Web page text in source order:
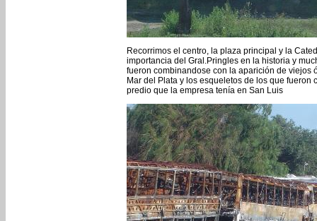
Recorrimos el centro, la plaza principal y la
importancia del Gral.Pringles en la historia y
fueron combinandose con la aparición de viejos
Mar del Plata y los esqueletos de los que fueron
predio que la empresa tenía en San Luis